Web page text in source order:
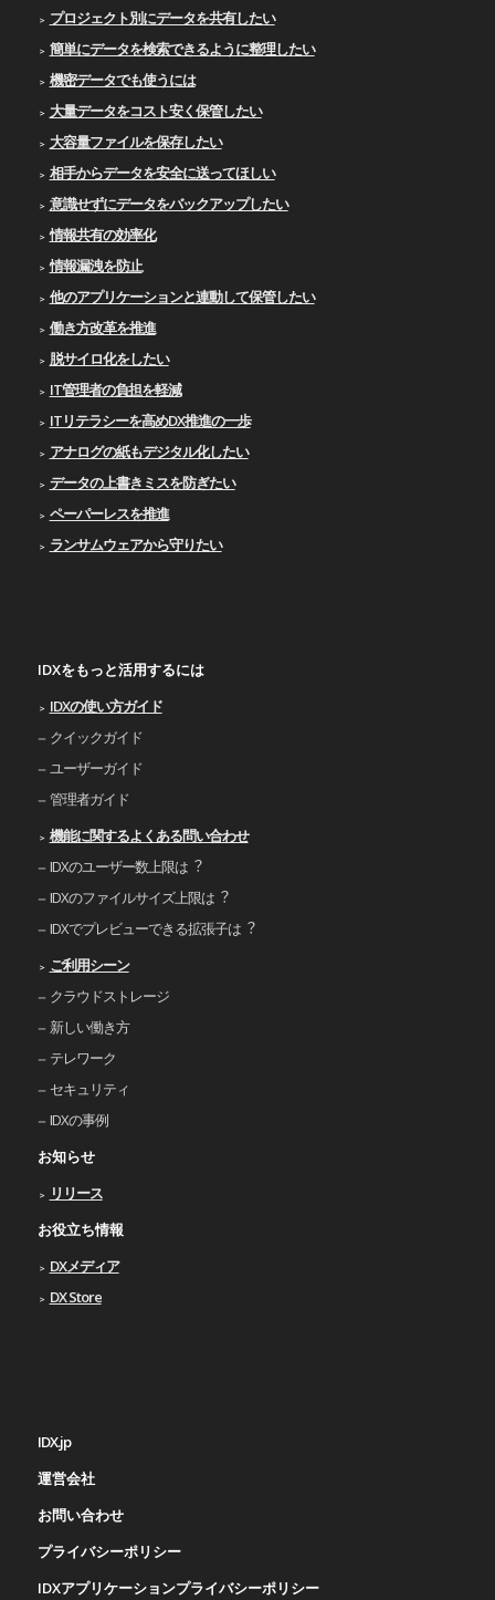
プロジェクト別にデータを共有したい
簡単にデータを検索できるように整理したい
機密データでも使うには
大量データをコスト安く保管したい
大容量ファイルを保存したい
相手からデータを安全に送ってほしい
意識せずにデータをバックアップしたい
情報共有の効率化
情報漏洩を防止
他のアプリケーションと連動して保管したい
働き方改革を推進
脱サイロ化をしたい
IT管理者の負担を軽減
ITリテラシーを高めDX推進の一歩
アナログの紙もデジタル化したい
データの上書きミスを防ぎたい
ペーパーレスを推進
ランサムウェアから守りたい
IDXをもっと活用するには
IDXの使い⽅ガイド
クイックガイド
ユーザーガイド
管理者ガイド
機能に関するよくある問い合わせ
IDXのユーザー数上限は︖
IDXのファイルサイズ上限は︖
IDXでプレビューできる拡張⼦は︖
ご利⽤シーン
クラウドストレージ
新しい働き⽅
テレワーク
セキュリティ
IDXの事例
お知らせ
リリース
お役立ち情報
DXメディア
DX Store
IDX.jp
運営会社
お問い合わせ
プライバシーポリシー
IDXアプリケーションプライバシーポリシー